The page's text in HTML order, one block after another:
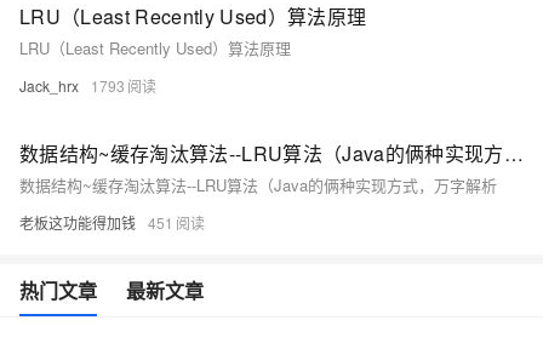
LRU（Least Recently Used）算法原理
LRU（Least Recently Used）算法原理
Jack_hrx 1793
数据结构~缓存淘汰算法--LRU算法（Java的俩种实现方式，万字解析
数据结构~缓存淘汰算法--LRU算法（Java的俩种实现方式，万字解析
老板这功能得加钱 451
热门文章 最新文章